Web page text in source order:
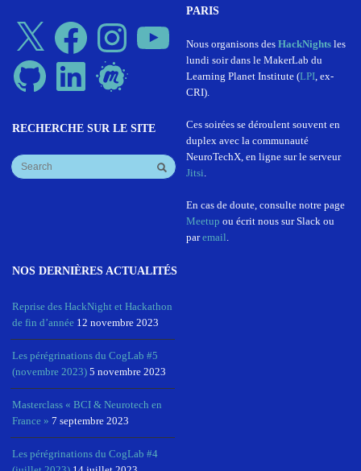
X Facebook Instagram
GitHub LinkedIn Meetup
RECHERCHE SUR LE SITE
PARIS
Nous organisons des HackNightsles
lundi soir dans le MakerLab du
Learning Planet Institute (LPI, ex-
CRI).
Ces soirées se déroulent souvent en
duplex avec la communauté
NeuroTechX, en ligne sur le serveur
Jitsi
En cas de doute, consulte notre page
Meetup ou écrit nous sur Slack ou
paremail
NOS DERNIÈRES ACTUALITÉS
Reprise des HackNight et Hackathon
de fin d’année 12 novembre 2023
Les pérégrinations du CogLab #5
(novembre 2023) 5 novembre 2023
Masterclass « BCI & Neurotech en
France » 7 septembre 2023
Les pérégrinations du CogLab #4